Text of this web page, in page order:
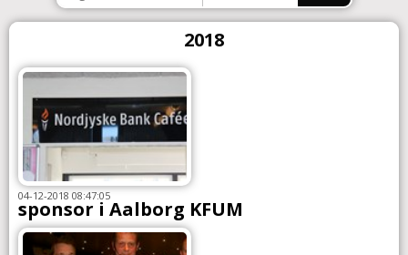
2018
04-12-2018 08:47:05
sponsor i Aalborg KFUM